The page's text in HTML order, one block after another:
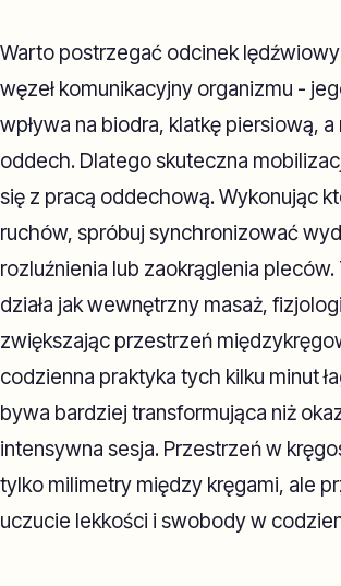
Warto postrzegać odcinek
węzeł komunikacyjny organizmu -
wpływa na biodra, klatkę piersiową, a
oddech. Dlatego skuteczna
się z pracą oddechową. Wykonując
ruchów, spróbuj synchronizować
rozluźnienia lub zaokrąglenia pleców.
działa jak wewnętrzny masaż,
zwiększając przestrzeń
codzienna praktyka tych kilku minut
bywa bardziej transformująca niż
intensywna sesja. Przestrzeń w
tylko milimetry między kręgami, ale
uczucie lekkości i swobody w